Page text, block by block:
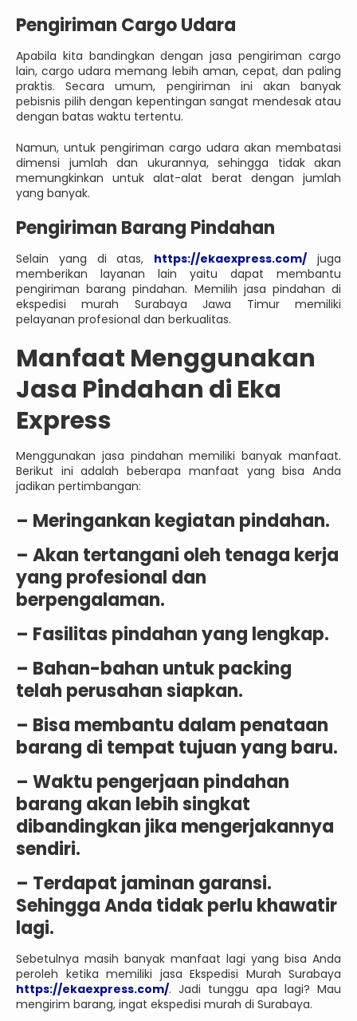
Pengiriman Cargo Udara
Apabila kita bandingkan dengan jasa pengiriman cargo
lain, cargo udara memang lebih aman, cepat, dan paling
praktis. Secara umum, pengiriman ini akan banyak
pebisnis pilih dengan kepentingan sangat mendesak atau
dengan batas waktu tertentu.
Namun, untuk pengiriman cargo udara akan membatasi
dimensi jumlah dan ukurannya, sehingga tidak akan
memungkinkan untuk alat-alat berat dengan jumlah
yang banyak.
Pengiriman Barang Pindahan
Selain yang di atas, https://ekaexpress.com/ juga
memberikan layanan lain yaitu dapat membantu
pengiriman barang pindahan. Memilih jasa pindahan di
ekspedisi murah Surabaya Jawa Timur memiliki
pelayanan profesional dan berkualitas.
Manfaat Menggunakan
Jasa Pindahan di Eka
Express
Menggunakan jasa pindahan memiliki banyak manfaat.
Berikut ini adalah beberapa manfaat yang bisa Anda
jadikan pertimbangan:
– Meringankan kegiatan pindahan.
– Akan tertangani oleh tenaga kerja
yang profesional dan
berpengalaman.
– Fasilitas pindahan yang lengkap.
– Bahan-bahan untuk packing
telah perusahan siapkan.
– Bisa membantu dalam penataan
barang di tempat tujuan yang baru.
– Waktu pengerjaan pindahan
barang akan lebih singkat
dibandingkan jika mengerjakannya
sendiri.
– Terdapat jaminan garansi.
Sehingga Anda tidak perlu khawatir
lagi.
Sebetulnya masih banyak manfaat lagi yang bisa Anda
peroleh ketika memiliki jasa Ekspedisi Murah Surabaya
https://ekaexpress.com/. Jadi tunggu apa lagi? Mau
mengirim barang, ingat ekspedisi murah di Surabaya.